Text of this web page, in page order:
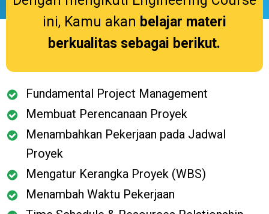
ini, Kamu akan belajar materi
berkualitas sebagai berikut.
Fundamental Project Management
Membuat Perencanaan Proyek
Menambahkan Pekerjaan pada Jadwal
Proyek
Mengatur Kerangka Proyek (WBS)
Menambah Waktu Pekerjaan